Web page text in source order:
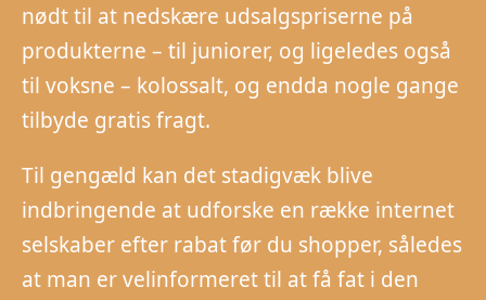
nødt til at nedskære udsalgspriserne på
produkterne – til juniorer, og ligeledes også
til voksne – kolossalt, og endda nogle gange
tilbyde gratis fragt.
Til gengæld kan det stadigvæk blive
indbringende at udforske en række internet
selskaber efter rabat før du shopper, således
at man er velinformeret til at få fat i den